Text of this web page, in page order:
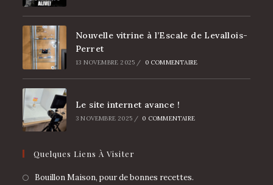
Nouvelle vitrine à l’Escale de Levallois-
Perret
13 NOVEMBRE 2025 / 0 COMMENTAIRE
Le site internet avance !
3 NOVEMBRE 2025 / 0 COMMENTAIRE
Quelques Liens À Visiter
Bouillon Maison, pour de bonnes recettes.